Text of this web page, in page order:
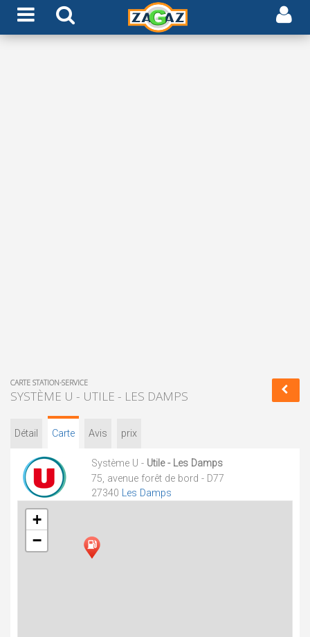
CARTE STATION-SERVICE
SYSTÈME U - UTILE - LES DAMPS
Détail Carte Avis prix
Système U - Utile - Les Damps
75, avenue forêt de bord - D77
27340 Les Damps
+
−